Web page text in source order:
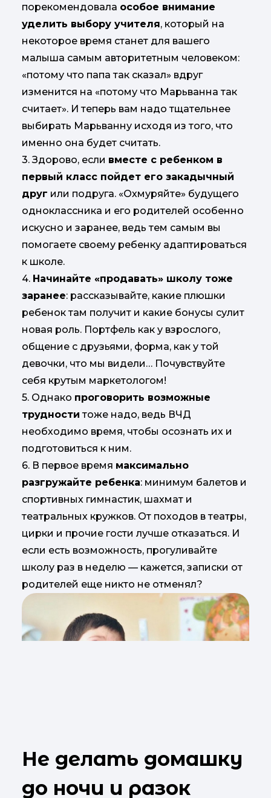
порекомендовала особое внимание
уделить выбору учителя, который на
некоторое время станет для вашего
малыша самым авторитетным человеком:
«потому что папа так сказал» вдруг
изменится на «потому что Марьванна так
считает». И теперь вам надо тщательнее
выбирать Марьванну исходя из того, что
именно она будет считать.
3. Здорово, если вместе с ребенком в
первый класс пойдет его закадычный
друг или подруга. «Охмуряйте» будущего
одноклассника и его родителей особенно
искусно и заранее, ведь тем самым вы
помогаете своему ребенку адаптироваться
к школе.
4. Начинайте «продавать» школу тоже
заранее: рассказывайте, какие плюшки
ребенок там получит и какие бонусы сулит
новая роль. Портфель как у взрослого,
общение с друзьями, форма, как у той
девочки, что мы видели… Почувствуйте
себя крутым маркетологом!
5. Однако проговорить возможные
трудности тоже надо, ведь ВЧД
необходимо время, чтобы осознать их и
подготовиться к ним.
6. В первое время максимально
разгружайте ребенка: минимум балетов и
спортивных гимнастик, шахмат и
театральных кружков. От походов в театры,
цирки и прочие гости лучше отказаться. И
если есть возможность, прогуливайте
школу раз в неделю — кажется, записки от
родителей еще никто не отменял?
Не делать домашку
до ночи и разок